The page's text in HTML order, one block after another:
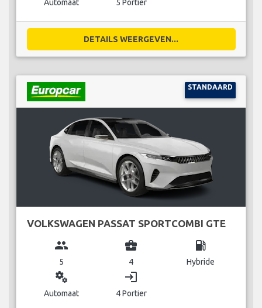
Automaat 5 Portier
DETAILS WEERGEVEN...
STANDAARD
VOLKSWAGEN PASSAT SPORTCOMBI GTE
group
5
business_center
4
local_gas_station
Hybride
miscellaneous_services
Automaat
login
4 Portier